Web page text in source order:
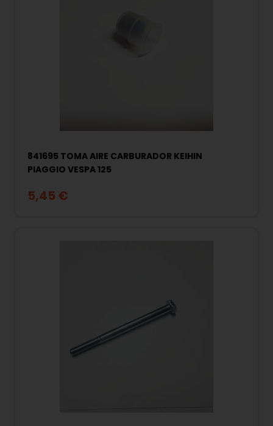
841695 TOMA AIRE CARBURADOR KEIHIN
PIAGGIO VESPA 125
5,45 €